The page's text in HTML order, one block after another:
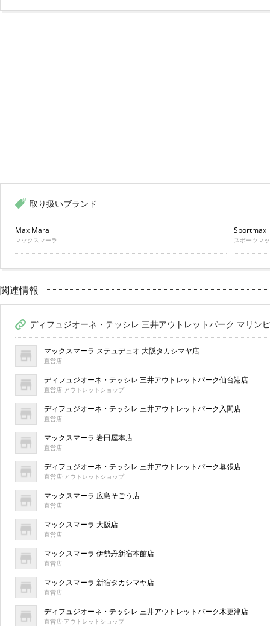
取り扱いブランド
Max Mara
マックスマーラ
Sportmax
スポーツマ
関連情報
ディフュジオーネ・テッシレ 三井アウトレットパーク マリン
マックスマーラ ステュデュオ 大阪タカシマヤ店
直営店
ディフュジオーネ・テッシレ 三井アウトレットパーク仙台港店
直営店·アウトレットショップ
ディフュジオーネ・テッシレ 三井アウトレットパーク入間店
直営店
マックスマーラ 岩田屋本店
直営店
ディフュジオーネ・テッシレ 三井アウトレットパーク幕張店
直営店·アウトレットショップ
マックスマーラ 広島そごう店
直営店
マックスマーラ 大阪店
直営店
マックスマーラ 伊勢丹新宿本館店
直営店
マックスマーラ 新宿タカシマヤ店
直営店
ディフュジオーネ・テッシレ 三井アウトレットパーク木更津店
直営店·アウトレットショップ